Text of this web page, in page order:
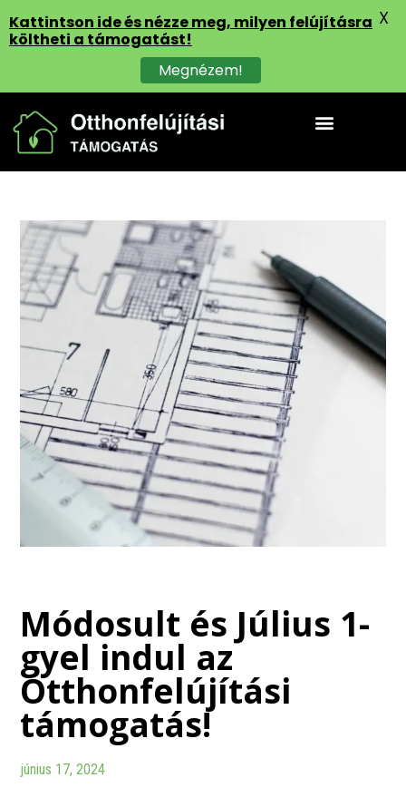
Módosult és Július 1-
gyel indul az
Otthonfelújítási
támogatás!
június 17, 2024
Kattintson ide és nézze meg, milyen felújításra
költheti a támogatást!
Megnézem!
X